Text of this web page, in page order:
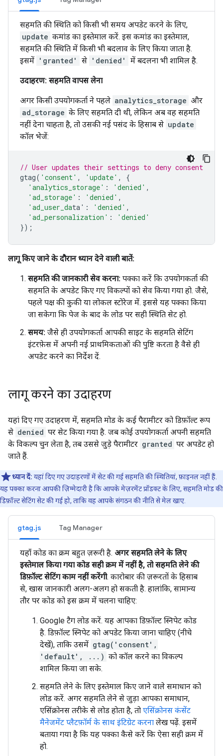
सहमति की स्थिति को किसी भी समय अपडेट करने के लिए,
update कमांड का इस्तेमाल करें. इस कमांड का इस्तेमाल,
सहमति की स्थिति में किसी भी बदलाव के लिए किया जाता है.
इसमें 'granted' से 'denied' में बदलना भी शामिल है.
उदाहरण: सहमति वापस लेना
अगर किसी उपयोगकर्ता ने पहले analytics_storage और
ad_storage के लिए सहमति दी थी, लेकिन अब वह सहमति
नहीं देना चाहता है, तो उसकी नई पसंद के हिसाब से update
कॉल भेजें:
// User updates their settings to deny consent
gtag( 'consent' , 'update' ,
{
'analytics_storage' : 'denied' ,
'ad_storage' : 'denied' ,
'ad_user_data' : 'denied' ,
'ad_personalization' :
'denied'
});
लागू किए जाने के दौरान ध्यान देने वाली बातें:
सहमति की जानकारी सेव करना: पक्का करें कि उपयोगकर्ता की
सहमति के अपडेट किए गए विकल्पों को सेव किया गया हो. जैसे,
पहले पक्ष की कुकी या लोकल स्टोरेज में. इससे यह पक्का किया
जा सकेगा कि पेज के बाद के लोड पर सही स्थिति सेट हो.
समय: जैसे ही उपयोगकर्ता आपकी साइट के सहमति सेटिंग
इंटरफ़ेस में अपनी नई प्राथमिकताओं की पुष्टि करता है वैसे ही
अपडेट करने का निर्देश दें.
लागू करने का उदाहरण
यहां दिए गए उदाहरण में, सहमति मोड के कई पैरामीटर को डिफ़ॉल्ट रूप
से denied पर सेट किया गया है. जब कोई उपयोगकर्ता अपनी सहमति
के विकल्प चुन लेता है, तब उससे जुड़े पैरामीटर granted पर अपडेट हो
जाते हैं.
ध्यान दें: यहां दिए गए उदाहरणों में सेट की गई सहमति की स्थितियां, फ़ाइनल नहीं हैं.
यह पक्का करना आपकी ज़िम्मेदारी है कि आपके मेज़रमेंट प्रॉडक्ट के लिए, सहमति मोड की
डिफ़ॉल्ट सेटिंग सेट की गई हो, ताकि वह आपके संगठन की नीति से मेल खाए.
gtag.js Tag Manager
यहाँ कोड का क्रम बहुत ज़रूरी है. अगर सहमति लेने के लिए
इस्तेमाल किया गया कोड सही क्रम में नहीं है, तो सहमति लेने की
डिफ़ॉल्ट सेटिंग काम नहीं करेंगी. कारोबार की ज़रूरतों के हिसाब
से, खास जानकारी अलग-अलग हो सकती है. हालांकि, सामान्य
तौर पर कोड को इस क्रम में चलना चाहिए:
Google टैग लोड करें. यह आपका डिफ़ॉल्ट स्निपेट कोड
है. डिफ़ॉल्ट स्निपेट को अपडेट किया जाना चाहिए (नीचे
देखें), ताकि उसमें gtag('consent',
'default', ...) को कॉल करने का विकल्प
शामिल किया जा सके.
सहमति लेने के लिए इस्तेमाल किए जाने वाले समाधान को
लोड करें. अगर सहमति लेने से जुड़ा आपका समाधान,
एसिंक्रोनस तरीके से लोड होता है, तो एसिंक्रोनस कंसेंट
मैनेजमेंट प्लैटफ़ॉर्म के साथ इंटिग्रेट करना लेख पढ़ें. इसमें
बताया गया है कि यह पक्का कैसे करें कि ऐसा सही क्रम में
हो.